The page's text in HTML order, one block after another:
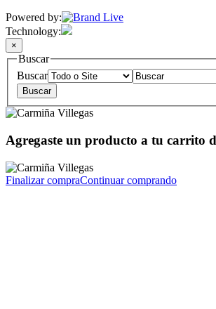
Powered by:
Technology:
×
Buscar
Buscar
Agregaste un producto a tu carrito
Finalizar compraContinuar comprando